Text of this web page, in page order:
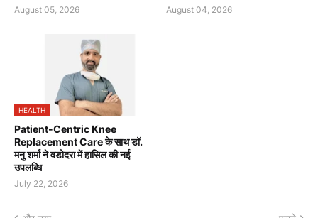
August 05, 2026 August 04, 2026
HEALTH
Patient-Centric Knee
Replacement Care के साथ डॉ.
मनु शर्मा ने वडोदरा में हासिल की नई
उपलब्धि
July 22, 2026